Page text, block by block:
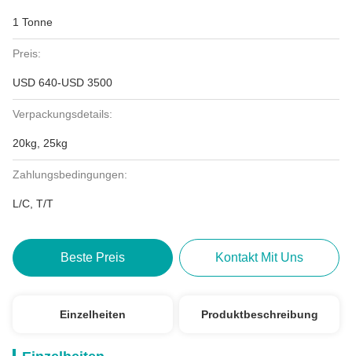
1 Tonne
Preis:
USD 640-USD 3500
Verpackungsdetails:
20kg, 25kg
Zahlungsbedingungen:
L/C, T/T
Beste Preis Kontakt Mit Uns
Einzelheiten Produktbeschreibung